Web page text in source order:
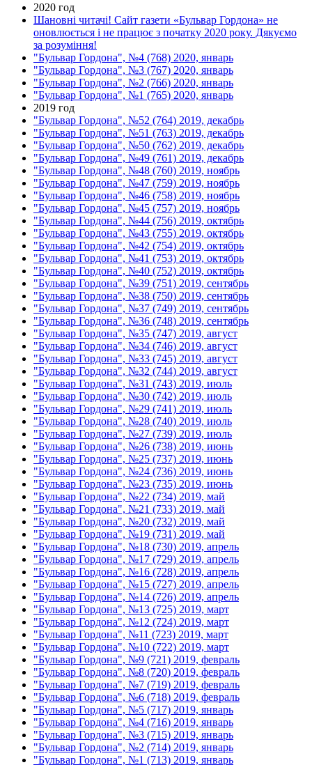
2020 год
Шановні читачі! Сайт газети «Бульвар Гордона» не
оновлюється і не працює з початку 2020 року. Дякуємо
за розуміння!
"Бульвар Гордона", №4 (768) 2020, январь
"Бульвар Гордона", №3 (767) 2020, январь
"Бульвар Гордона", №2 (766) 2020, январь
"Бульвар Гордона", №1 (765) 2020, январь
2019 год
"Бульвар Гордона", №52 (764) 2019, декабрь
"Бульвар Гордона", №51 (763) 2019, декабрь
"Бульвар Гордона", №50 (762) 2019, декабрь
"Бульвар Гордона", №49 (761) 2019, декабрь
"Бульвар Гордона", №48 (760) 2019, ноябрь
"Бульвар Гордона", №47 (759) 2019, ноябрь
"Бульвар Гордона", №46 (758) 2019, ноябрь
"Бульвар Гордона", №45 (757) 2019, ноябрь
"Бульвар Гордона", №44 (756) 2019, октябрь
"Бульвар Гордона", №43 (755) 2019, октябрь
"Бульвар Гордона", №42 (754) 2019, октябрь
"Бульвар Гордона", №41 (753) 2019, октябрь
"Бульвар Гордона", №40 (752) 2019, октябрь
"Бульвар Гордона", №39 (751) 2019, сентябрь
"Бульвар Гордона", №38 (750) 2019, сентябрь
"Бульвар Гордона", №37 (749) 2019, сентябрь
"Бульвар Гордона", №36 (748) 2019, сентябрь
"Бульвар Гордона", №35 (747) 2019, август
"Бульвар Гордона", №34 (746) 2019, август
"Бульвар Гордона", №33 (745) 2019, август
"Бульвар Гордона", №32 (744) 2019, август
"Бульвар Гордона", №31 (743) 2019, июль
"Бульвар Гордона", №30 (742) 2019, июль
"Бульвар Гордона", №29 (741) 2019, июль
"Бульвар Гордона", №28 (740) 2019, июль
"Бульвар Гордона", №27 (739) 2019, июль
"Бульвар Гордона", №26 (738) 2019, июнь
"Бульвар Гордона", №25 (737) 2019, июнь
"Бульвар Гордона", №24 (736) 2019, июнь
"Бульвар Гордона", №23 (735) 2019, июнь
"Бульвар Гордона", №22 (734) 2019, май
"Бульвар Гордона", №21 (733) 2019, май
"Бульвар Гордона", №20 (732) 2019, май
"Бульвар Гордона", №19 (731) 2019, май
"Бульвар Гордона", №18 (730) 2019, апрель
"Бульвар Гордона", №17 (729) 2019, апрель
"Бульвар Гордона", №16 (728) 2019, апрель
"Бульвар Гордона", №15 (727) 2019, апрель
"Бульвар Гордона", №14 (726) 2019, апрель
"Бульвар Гордона", №13 (725) 2019, март
"Бульвар Гордона", №12 (724) 2019, март
"Бульвар Гордона", №11 (723) 2019, март
"Бульвар Гордона", №10 (722) 2019, март
"Бульвар Гордона", №9 (721) 2019, февраль
"Бульвар Гордона", №8 (720) 2019, февраль
"Бульвар Гордона", №7 (719) 2019, февраль
"Бульвар Гордона", №6 (718) 2019, февраль
"Бульвар Гордона", №5 (717) 2019, январь
"Бульвар Гордона", №4 (716) 2019, январь
"Бульвар Гордона", №3 (715) 2019, январь
"Бульвар Гордона", №2 (714) 2019, январь
"Бульвар Гордона", №1 (713) 2019, январь